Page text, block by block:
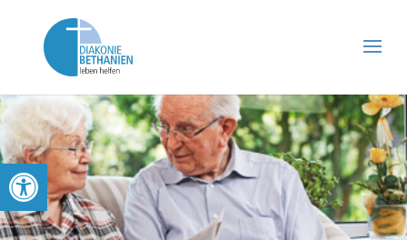
Werkzeugleiste öffnen